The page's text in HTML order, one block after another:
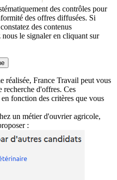
des contrôles pour
des offres diffusées. Si
des contenus
le signaler en cliquant sur
réalisée, France Travail peut vous
recherche d'offres. Ces
fonction des critères que vous
un métier d'ouvrier agricole,
: